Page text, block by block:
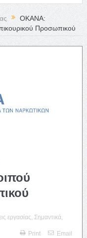
ΟΚΑΝΑ:
Προσωπικού
εργασίας Σημαντικά
Print
Email